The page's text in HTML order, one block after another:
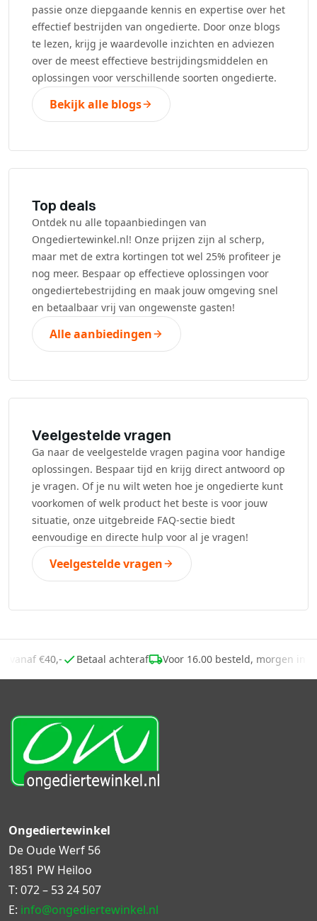
passie onze diepgaande kennis en expertise over het
effectief bestrijden van ongedierte. Door onze blogs
te lezen, krijg je waardevolle inzichten en adviezen
over de meest effectieve bestrijdingsmiddelen en
oplossingen voor verschillende soorten ongedierte.
Bekijk alle blogs
Top deals
Ontdek nu alle topaanbiedingen van
Ongediertewinkel.nl! Onze prijzen zijn al scherp,
maar met de extra kortingen tot wel 25% profiteer je
nog meer. Bespaar op effectieve oplossingen voor
ongediertebestrijding en maak jouw omgeving snel
en betaalbaar vrij van ongewenste gasten!
Alle aanbiedingen
Veelgestelde vragen
Ga naar de veelgestelde vragen pagina voor handige
oplossingen. Bespaar tijd en krijg direct antwoord op
je vragen. Of je nu wilt weten hoe je ongedierte kunt
voorkomen of welk product het beste is voor jouw
situatie, onze uitgebreide FAQ-sectie biedt
eenvoudige en directe hulp voor al je vragen!
Veelgestelde vragen
vanaf €40,- Betaal achteraf Voor 16.00 besteld, morgen in
Ongediertewinkel
De Oude Werf 56
1851 PW Heiloo
T: 072 – 53 24 507
E: info@ongediertewinkel.nl